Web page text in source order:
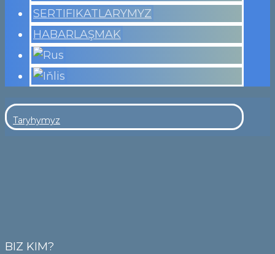
SERTIFIKATLARYMYZ
HABARLAŞMAK
Taryhymyz
BIZ KIM?